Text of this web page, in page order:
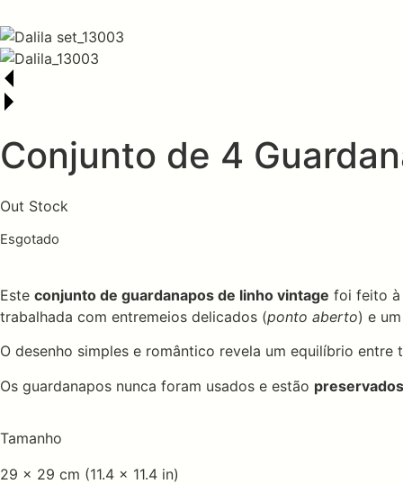
Conjunto de 4
Out Stock
Esgotado
Este conjunto de guardanapos de linho vintage foi feito à
trabalhada com entremeios delicados (ponto aberto) e
O desenho simples e romântico revela um equilíbrio
Os guardanapos nunca foram usados e estão
Tamanho
29 x 29 cm (11.4 x 11.4 in)